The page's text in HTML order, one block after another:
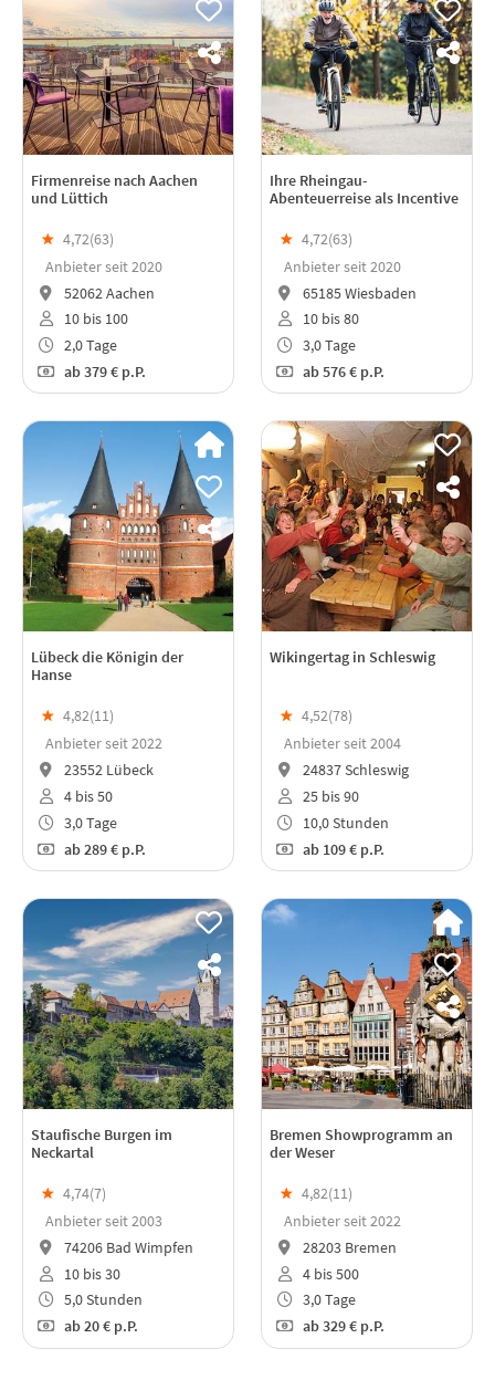
Firmenreise nach Aachen
und Lüttich
★ 4,72(63)
Anbieter seit 2020
52062 Aachen
10 bis 100
2,0 Tage
ab379 € p.P.
Ihre Rheingau-
Abenteuerreise als Incentive
★ 4,72(63)
Anbieter seit 2020
65185 Wiesbaden
10 bis 80
3,0 Tage
ab576 € p.P.
Lübeck die Königin der
Hanse
★ 4,82(11)
Anbieter seit 2022
23552 Lübeck
4 bis 50
3,0 Tage
ab289 € p.P.
Wikingertag in Schleswig
★ 4,52(78)
Anbieter seit 2004
24837 Schleswig
25 bis 90
10,0 Stunden
ab109 € p.P.
Staufische Burgen im
Neckartal
★ 4,74(7)
Anbieter seit 2003
74206 Bad Wimpfen
10 bis 30
5,0 Stunden
ab20 € p.P.
Bremen Showprogramm an
der Weser
★ 4,82(11)
Anbieter seit 2022
28203 Bremen
4 bis 500
3,0 Tage
ab329 € p.P.